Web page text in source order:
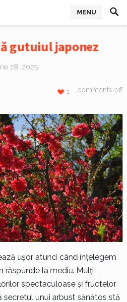
MENU
gutuiul japonez
28, 2025
comments off
1
ușor atunci când înțelegem
răspunde la mediu. Mulți
spectaculoase și fructelor
secretul unui arbust sănătos stă